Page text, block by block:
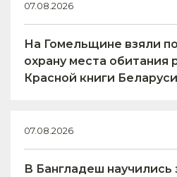
07.08.2026
На Гомельщине взяли
охрану места обитания
Красной книги Беларуси
07.08.2026
В Бангладеш научились